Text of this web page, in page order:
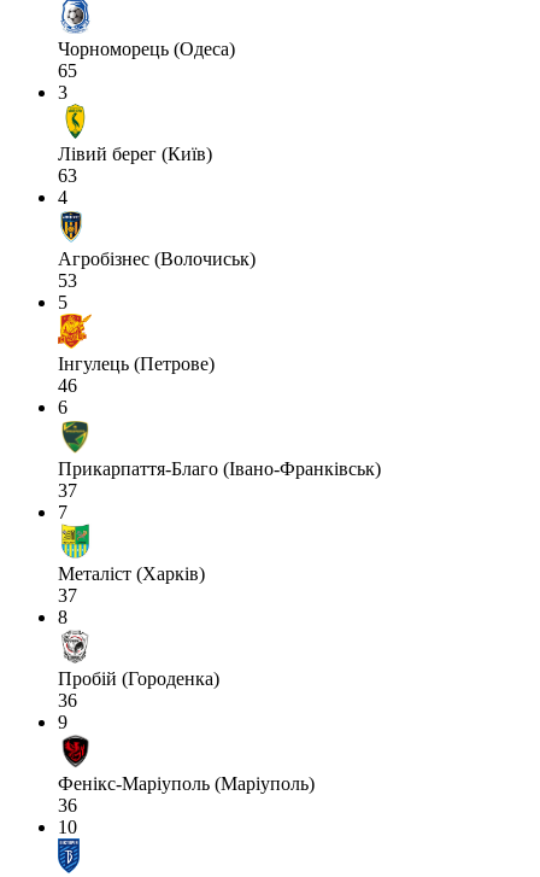
Чорноморець (Одеса)
65
3
Лівий берег (Київ)
63
4
Агробізнес (Волочиськ)
53
5
Інгулець (Петрове)
46
6
Прикарпаття-Благо (Івано-Франківськ)
37
7
Металіст (Харків)
37
8
Пробій (Городенка)
36
9
Фенікс-Маріуполь (Маріуполь)
36
10